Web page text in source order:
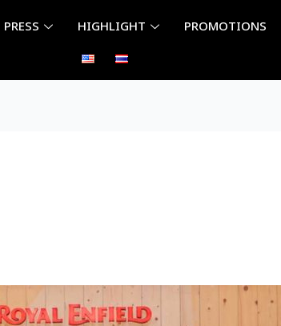
PRESS HIGHLIGHT PROMOTIONS